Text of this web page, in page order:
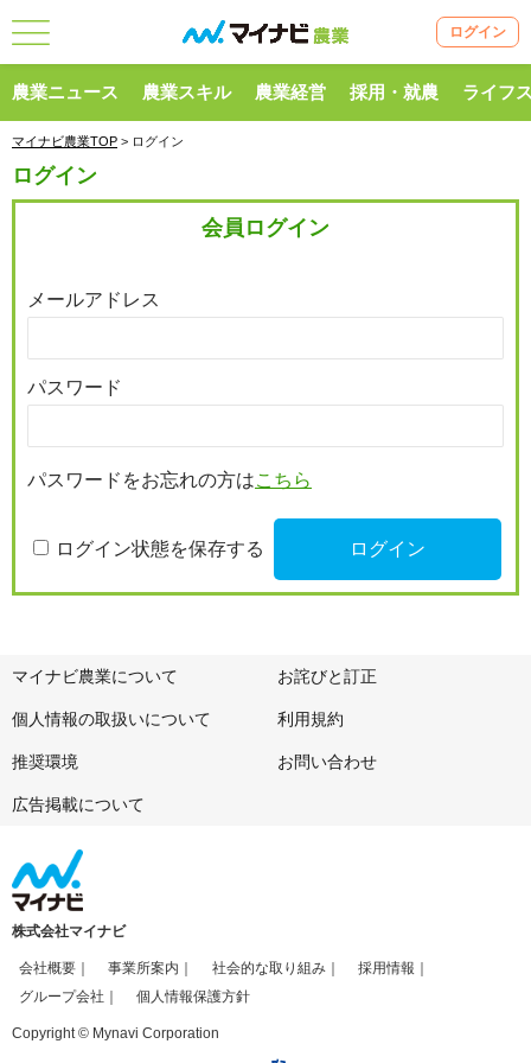
ログイン
農業ニュース 農業スキル 農業経営 採用・就農 ライフ
マイナビ農業TOP > ログイン
ログイン
会員ログイン
メールアドレス
パスワード
パスワードをお忘れの方はこちら
ログイン状態を保存する
マイナビ農業について お詫びと訂正
個人情報の取扱いについて 利用規約
推奨環境 お問い合わせ
広告掲載について
株式会社マイナビ
会社概要 事業所案内 社会的な取り組み
採用情報
グループ会社
個人情報保護方針
Copyright © Mynavi Corporation